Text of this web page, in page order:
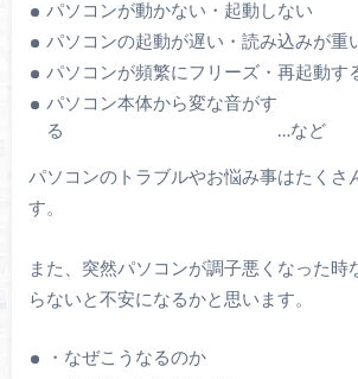
パソコンが動かない・起動しない
パソコンの起動が遅い・読み込みが重
パソコンが頻繁にフリーズ・再起動す
パソコン本体から変な音がす
る …など
パソコンのトラブルやお悩み事はたくさ
す。
また、突然パソコンが調子悪くなった時
らないと不安になるかと思います。
・なぜこうなるのか